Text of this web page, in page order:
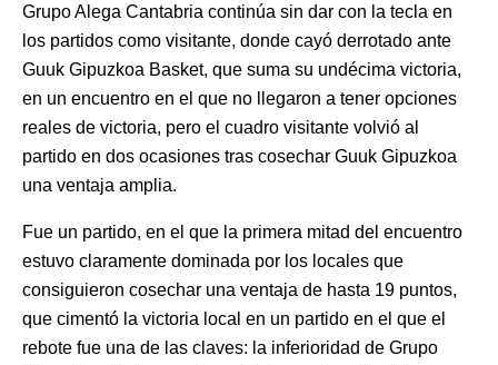
Grupo Alega Cantabria continúa sin dar con la tecla en
los partidos como visitante, donde cayó derrotado ante
Guuk Gipuzkoa Basket, que suma su undécima victoria,
en un encuentro en el que no llegaron a tener opciones
reales de victoria, pero el cuadro visitante volvió al
partido en dos ocasiones tras cosechar Guuk Gipuzkoa
una ventaja amplia.
Fue un partido, en el que la primera mitad del encuentro
estuvo claramente dominada por los locales que
consiguieron cosechar una ventaja de hasta 19 puntos,
que cimentó la victoria local en un partido en el que el
rebote fue una de las claves: la inferioridad de Grupo